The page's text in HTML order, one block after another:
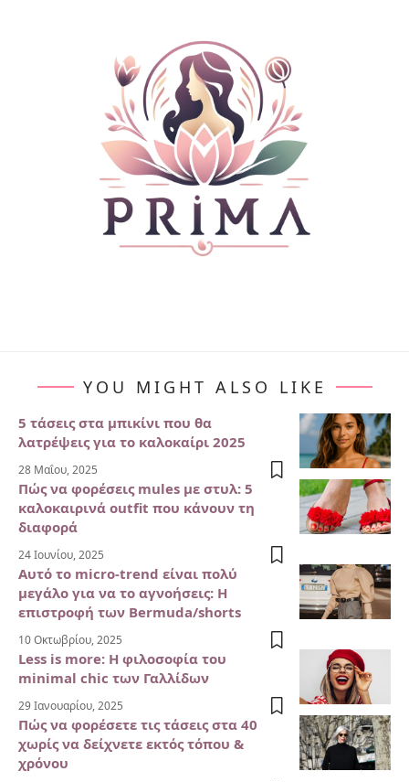
YOU MIGHT ALSO LIKE
5 τάσεις στα μπικίνι που θα
λατρέψεις για το καλοκαίρι 2025
28 Μαΐου, 2025
Πώς να φορέσεις mules με στυλ: 5
καλοκαιρινά outfit που κάνουν τη
διαφορά
24 Ιουνίου, 2025
Αυτό το micro-trend είναι πολύ
μεγάλο για να το αγνοήσεις: Η
επιστροφή των Bermuda/shorts
10 Οκτωβρίου, 2025
Less is more: Η φιλοσοφία του
minimal chic των Γαλλίδων
29 Ιανουαρίου, 2025
Πώς να φορέσετε τις τάσεις στα 40
χωρίς να δείχνετε εκτός τόπου &
χρόνου